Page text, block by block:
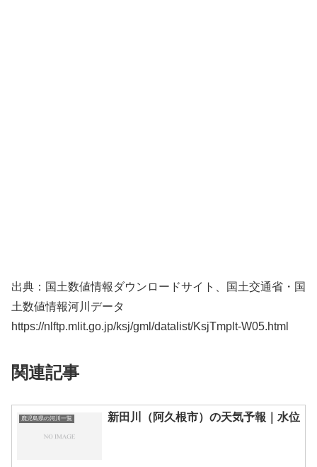
出典：国土数値情報ダウンロードサイト、国土交通省・国
土数値情報河川データ
https://nlftp.mlit.go.jp/ksj/gml/datalist/KsjTmplt-W05.html
関連記事
鹿児島県の河川一覧 新田川（阿久根市）の天気予報｜水位